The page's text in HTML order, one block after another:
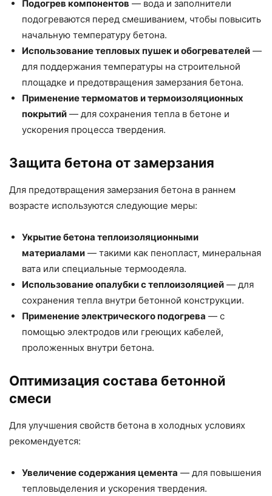
Подогрев компонентов — вода и заполнители
подогреваются перед смешиванием, чтобы повысить
начальную температуру бетона.
Использование тепловых пушек и обогревателей —
для поддержания температуры на строительной
площадке и предотвращения замерзания бетона.
Применение термоматов и термоизоляционных
покрытий — для сохранения тепла в бетоне и
ускорения процесса твердения.
Защита бетона от замерзания
Для предотвращения замерзания бетона в раннем
возрасте используются следующие меры:
Укрытие бетона теплоизоляционными
материалами — такими как пенопласт, минеральная
вата или специальные термоодеяла.
Использование опалубки с теплоизоляцией — для
сохранения тепла внутри бетонной конструкции.
Применение электрического подогрева — с
помощью электродов или греющих кабелей,
проложенных внутри бетона.
Оптимизация состава бетонной
смеси
Для улучшения свойств бетона в холодных условиях
рекомендуется:
Увеличение содержания цемента — для повышения
тепловыделения и ускорения твердения.